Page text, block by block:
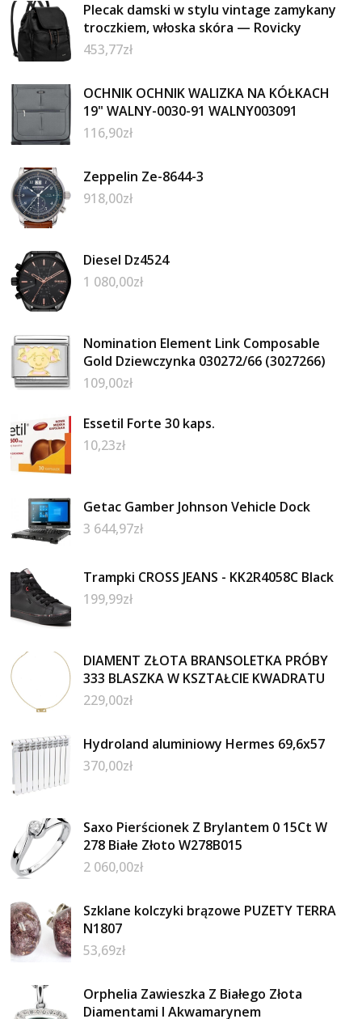
Plecak damski w stylu vintage zamykany
troczkiem, włoska skóra — Rovicky
453,77zł
OCHNIK OCHNIK WALIZKA NA KÓŁKACH
19" WALNY-0030-91 WALNY003091
116,90zł
Zeppelin Ze-8644-3
918,00zł
Diesel Dz4524
1 080,00zł
Nomination Element Link Composable
Gold Dziewczynka 030272/66 (3027266)
109,00zł
Essetil Forte 30 kaps.
10,23zł
Getac Gamber Johnson Vehicle Dock
3 644,97zł
Trampki CROSS JEANS - KK2R4058C Black
199,99zł
DIAMENT ZŁOTA BRANSOLETKA PRÓBY
333 BLASZKA W KSZTAŁCIE KWADRATU
229,00zł
Hydroland aluminiowy Hermes 69,6x57
370,00zł
Saxo Pierścionek Z Brylantem 0 15Ct W
278 Białe Złoto W278B015
2 060,00zł
Szklane kolczyki brązowe PUZETY TERRA
N1807
53,69zł
Orphelia Zawieszka Z Białego Złota
Diamentami I Akwamarynem